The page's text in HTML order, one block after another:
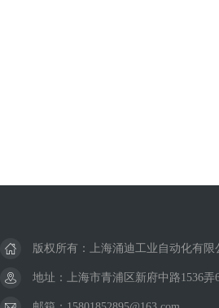
版权所有：上海涌迪工业自动化有限
地址：上海市青浦区新府中路1536弄